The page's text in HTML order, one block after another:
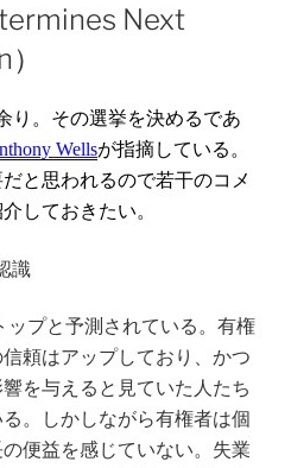
Next
り。その選挙を決めるであ
Wellsが指摘している。
と思われるので若干のコメ
しておきたい。
識
ップと予測されている。有権
頼はアップしており、かつ
を与えると見ていた人たち
。しかしながら有権者は個
便益を感じていない。失業